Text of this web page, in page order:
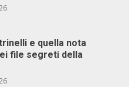
e quella nota
file segreti della